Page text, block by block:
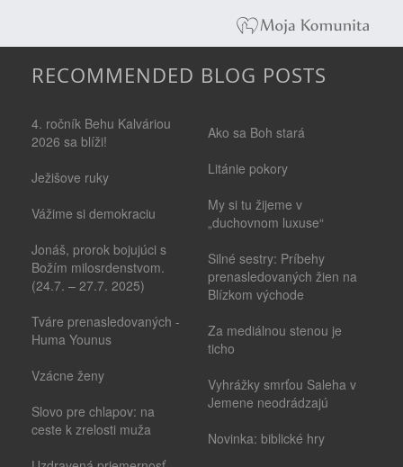
RECOMMENDED BLOG POSTS
4. ročník Behu Kalváriou
2026 sa blíži!
Ježišove ruky
Vážime si demokraciu
Jonáš, prorok bojujúci s
Božím milosrdenstvom.
(24.7. – 27.7. 2025)
Tváre prenasledovaných -
Huma Younus
Vzácne ženy
Slovo pre chlapov: na
ceste k zrelosti muža
Ako sa Boh stará
Litánie pokory
My si tu žijeme v
„duchovnom luxuse“
Silné sestry: Príbehy
prenasledovaných žien na
Blízkom východe
Za mediálnou stenou je
ticho
Vyhrážky smrťou Saleha v
Jemene neodrádzajú
Novinka: biblické hry